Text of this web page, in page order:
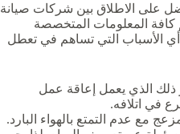
على الاطلاق بين شركات صيانة
كافة المعلومات المتخصصة
الأسباب التي تساهم في تعطل
ذلك الذي يعمل إعاقة عمل
في اتلافه.
مع عدم التمتع بالهواء البارد.